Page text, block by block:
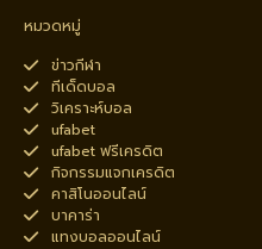
หมวดหมู่
ข่าวกีฬา
ทีเด็ดบอล
วิเคราะห์บอล
ufabet
ufabet ฟรีเครดิต
กิจกรรมแจกเครดิต
คาสิโนออนไลน์
บาคาร่า
แทงบอลออนไลน์